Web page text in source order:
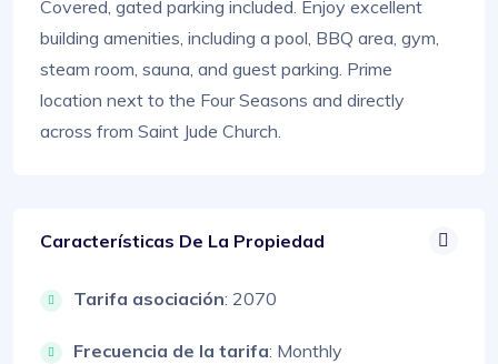
Covered, gated parking included. Enjoy excellent
building amenities, including a pool, BBQ area, gym,
steam room, sauna, and guest parking. Prime
location next to the Four Seasons and directly
across from Saint Jude Church.
Características De La Propiedad
Tarifa asociación: 2070
Frecuencia de la tarifa: Monthly